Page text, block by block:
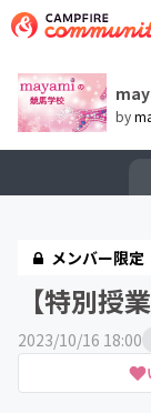
by
メンバー限定
【特別授
2023/10/16 18:00